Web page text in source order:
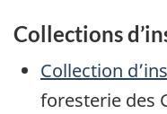
Collections
Collection
foresterie des